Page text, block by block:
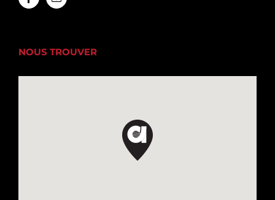
NOUS TROUVER